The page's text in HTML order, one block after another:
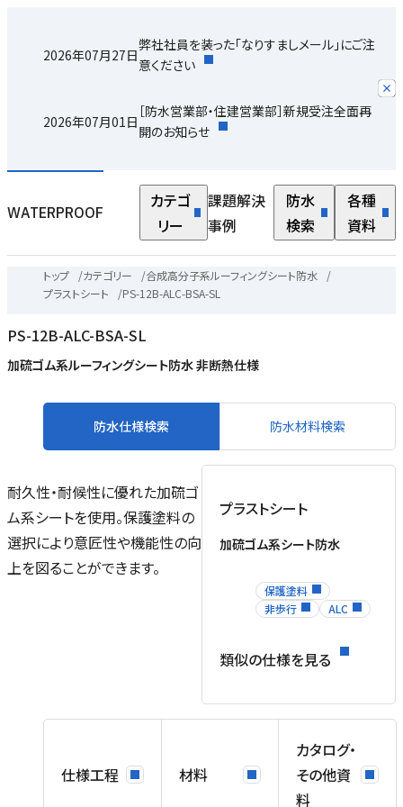
2026年07月27日
弊社社員を装った「なりすましメール」にご注
意ください
2026年07月01日
［防水営業部・住建営業部］新規受注全面再
開のお知らせ
WATERPROOF
カテゴ
リー
課題解決
事例
防水
検索
各種
資料
トップ /カテゴリー /合成高分子系ルーフィングシート防水
/
プラストシート
/PS-12B-ALC-BSA-SL
PS-12B-ALC-BSA-SL
加硫ゴム系ルーフィングシート防水 非断熱仕様
防水仕様検索 防水材料検索
耐久性・耐候性に優れた加硫ゴ
ム系シートを使用。保護塗料の
選択により意匠性や機能性の向
上を図ることができます。
プラストシート
加硫ゴム系シート防水
保護塗料
非歩行
ALC
類似の仕様を見る
仕様工程 材料
カタログ・
その他資
料